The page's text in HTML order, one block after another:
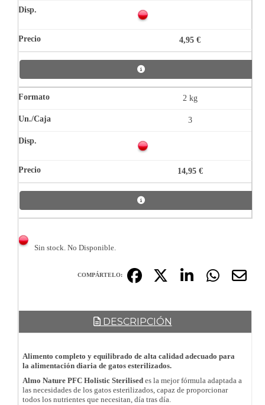
4,95 €
2 kg
3
14,95 €
Sin stock. No Disponible.
COMPÁRTELO:
DESCRIPCIÓN
Alimento completo y equilibrado de alta calidad adecuado para
la alimentación diaria de gatos esterilizados.
Almo Nature PFC Holistic Sterilised es la mejor fórmula adaptada a
las necesidades de los gatos esterilizados, capaz de proporcionar
todos los nutrientes que necesitan, día tras día.